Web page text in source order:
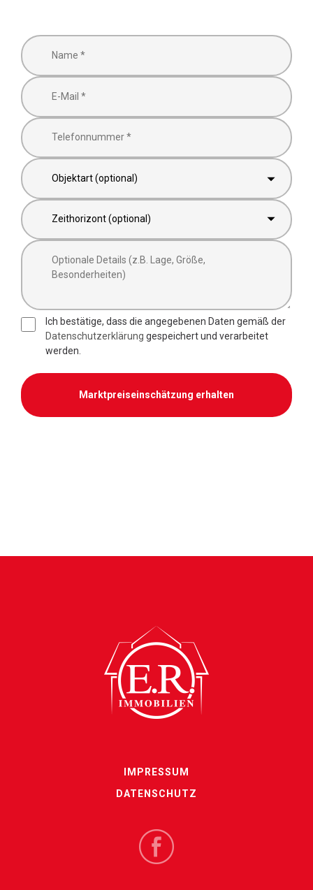
Ich bestätige, dass die angegebenen Daten gemäß der
Datenschutzerklärung gespeichert und verarbeitet
werden.
IMPRESSUM
DATENSCHUTZ